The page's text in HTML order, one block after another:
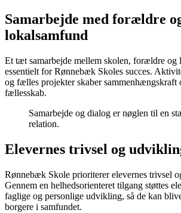
Samarbejde med forældre
lokalsamfund
Et tæt samarbejde mellem skolen, forældre og
essentielt for Rønnebæk Skoles succes.
og fælles projekter skaber sammenhængskraft
fællesskab.
Samarbejde og dialog er nøglen til en
relation.
Elevernes trivsel og
Rønnebæk Skole prioriterer elevernes trivsel
Gennem en helhedsorienteret tilgang støttes
faglige og personlige udvikling, så de kan
borgere i samfundet.